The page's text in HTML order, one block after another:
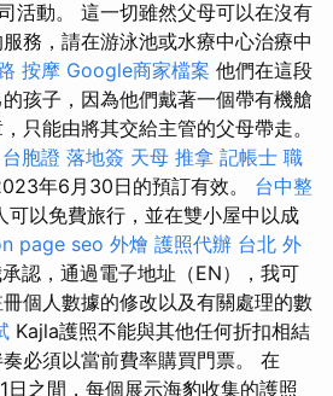
活動。 這一切雖然父母可以在沒有
務，請在游泳池或水療中心治療中
按摩 Google商家檔案 他們在這段
孩子，因為他們戴著一個帶有機艙
只能由將其交給主管的父母帶走。
台胞證 落地簽 天母 推拿 記帳士 職
年6月30日的預訂有效。 台中整
可以免費旅行，並在雙小屋中以成
page seo 外燴 護照代辦 台北 外
認，通過電子地址（EN），我可
個人數據的修改以及有關處理的數
Kajla護照不能與其他任何折扣相結
必須以當前費率購買門票。 在
之間，每個展示海豹收集的護照